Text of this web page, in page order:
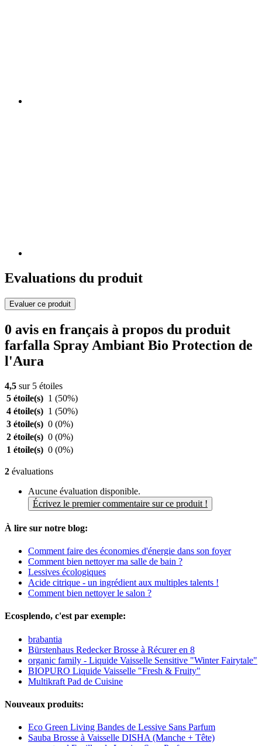
Evaluations du produit
Evaluer ce produit
0 avis en français à propos du produit
farfalla Spray Ambiant Bio Protection de
l'Aura
4,5 sur 5 étoiles
5 étoile(s) 1 (50%)
4 étoile(s) 1 (50%)
3 étoile(s) 0 (0%)
2 étoile(s) 0 (0%)
1 étoile(s) 0 (0%)
2 évaluations
Aucune évaluation disponible.
Écrivez le premier commentaire sur ce produit !
À lire sur notre blog:
Comment faire des économies d'énergie dans son foyer
Comment bien nettoyer ma salle de bain ?
Lessives écologiques
Acide citrique - un ingrédient aux multiples talents !
Comment bien nettoyer le salon ?
Ecosplendo, c'est par exemple:
brabantia
Bürstenhaus Redecker Brosse à Récurer en 8
organic family - Liquide Vaisselle Sensitive "Winter Fairytale"
BIOPURO Liquide Vaisselle "Fresh & Fruity"
Multikraft Pad de Cuisine
Nouveaux produits:
Eco Green Living Bandes de Lessive Sans Parfum
Sauba Brosse à Vaisselle DISHA (Manche + Tête)